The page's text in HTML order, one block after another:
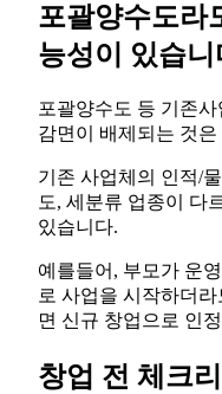
포괄양수도라
능성이 있습니
포괄양수도 등 기존
감면이 배제되는 것은
기존 사업체의 인적/
도, 세분류 업종이 다
있습니다.
예를들어, 부모가 운
로 사업을 시작하더
면 신규 창업으로 인
창업 전 체크